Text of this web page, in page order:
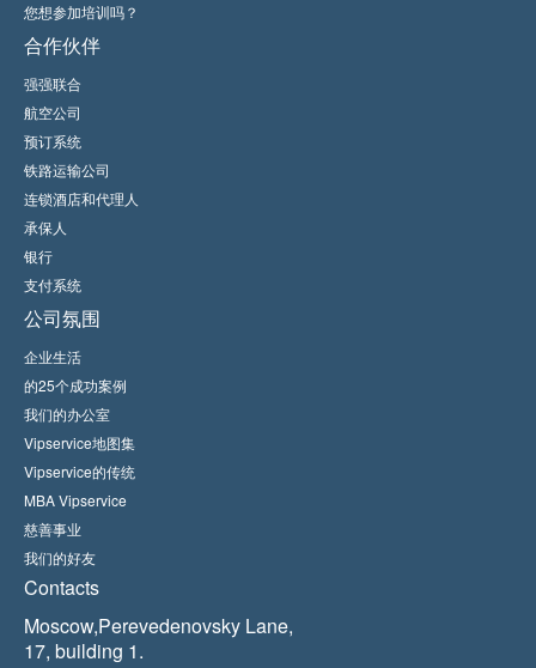
您想参加培训吗？
合作伙伴
强强联合
航空公司
预订系统
铁路运输公司
连锁酒店和代理人
承保人
银行
支付系统
公司氛围
企业生活
的25个成功案例
我们的办公室
Vipservice地图集
Vipservice的传统
MBA Vipservice
慈善事业
我们的好友
Contacts
Moscow,Perevedenovsky Lane,
17, building 1.